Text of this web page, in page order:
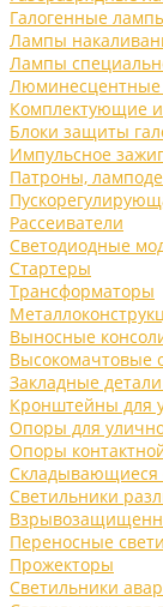
Галогенные
Лампы
Лампы
Комплектующие
Блоки защиты
Импульсное
Патроны,
Рассеиватели
Светодиодные
Стартеры
Трансформаторы
Выносные
Высокомачтовые
Закладные
Кронштейны для
Опоры для
Опоры
Складывающиеся
Светильники
Переносные
Прожекторы
Светильники